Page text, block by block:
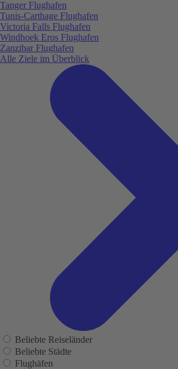
Tanger Flughafen
Tunis-Carthage Flughafen
Victoria Falls Flughafen
Windhoek Eros Flughafen
Zanzibar Flughafen
Alle Ziele im Überblick
Beliebte Reiseländer
Beliebte Städte
Flughäfen